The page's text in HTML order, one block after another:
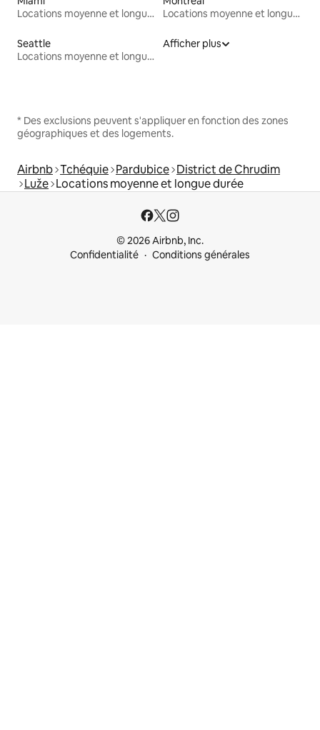
Locations moyenne et longue durée
Locations moyenne et longue durée
Seattle
Locations moyenne et longue durée
Afficher plus
* Des exclusions peuvent s'appliquer en fonction des zones
géographiques et des logements.
Airbnb Tchéquie Pardubice District de Chrudim
Luže Locations moyenne et longue durée
© 2026 Airbnb, Inc.
Confidentialité
Conditions générales